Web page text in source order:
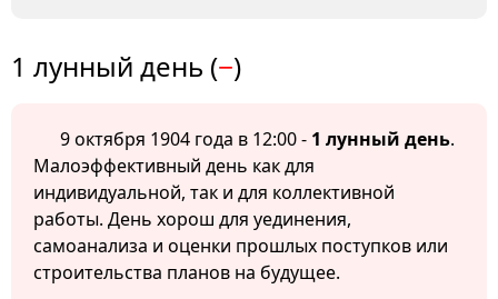
1 лунный день (−)
9 октября 1904 года в 12:00 - 1 лунный день.
Малоэффективный день как для
индивидуальной, так и для коллективной
работы. День хорош для уединения,
самоанализа и оценки прошлых поступков или
строительства планов на будущее.